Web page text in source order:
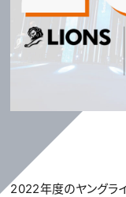
2022年度のヤングラ